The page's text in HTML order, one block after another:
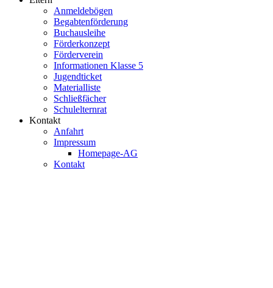
Anmeldebögen
Begabtenförderung
Buchausleihe
Förderkonzept
Förderverein
Informationen Klasse 5
Jugendticket
Materialliste
Schließfächer
Schulelternrat
Kontakt
Anfahrt
Impressum
Homepage-AG
Kontakt